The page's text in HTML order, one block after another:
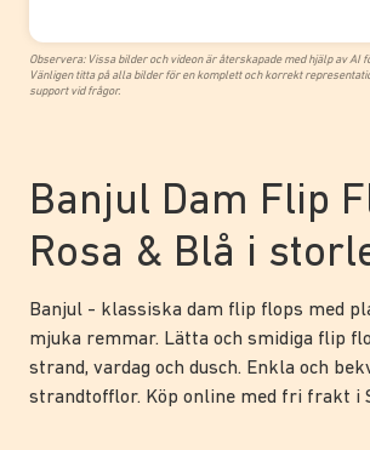
Observera: Vissa bilder och videon är återskapade med hjälp av AI
Vänligen titta på alla bilder för en komplett och korrekt
support vid frågor.
Banjul Dam Flip
Rosa & Blå i
Banjul - klassiska dam flip flops med
mjuka remmar. Lätta och smidiga flip
strand, vardag och dusch. Enkla och
strandtofflor. Köp online med fri frakt i